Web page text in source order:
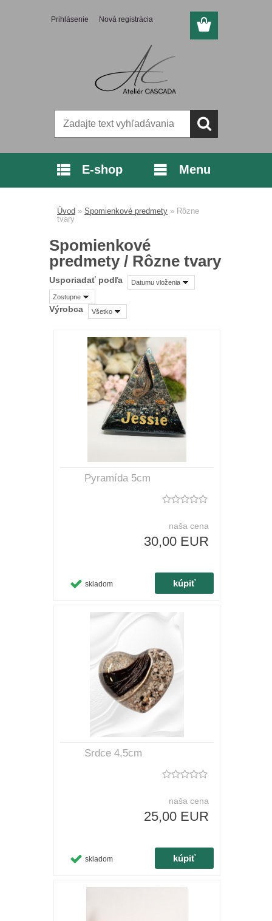
Prihlásenie Nová registrácia
E-shop Menu
Úvod » Spomienkové predmety » Rôzne
tvary
Spomienkové
predmety / Rôzne tvary
Usporiadať podľa
Datumu vloženia
Zostupne
Výrobca Všetko
Pyramída 5cm
naša cena
30,00 EUR
skladom
Srdce 4,5cm
naša cena
25,00 EUR
skladom